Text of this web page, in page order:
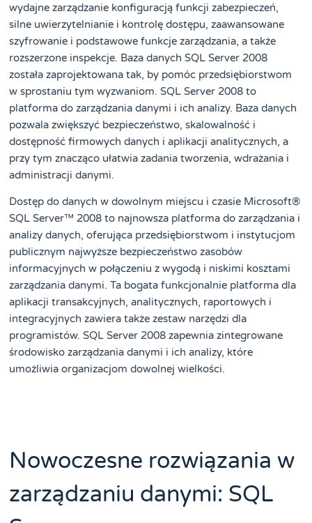
wydajne zarządzanie konfiguracją funkcji zabezpieczeń,
silne uwierzytelnianie i kontrolę dostępu, zaawansowane
szyfrowanie i podstawowe funkcje zarządzania, a także
rozszerzone inspekcje. Baza danych SQL Server 2008
została zaprojektowana tak, by pomóc przedsiębiorstwom
w sprostaniu tym wyzwaniom. SQL Server 2008 to
platforma do zarządzania danymi i ich analizy. Baza danych
pozwala zwiększyć bezpieczeństwo, skalowalność i
dostępność firmowych danych i aplikacji analitycznych, a
przy tym znacząco ułatwia zadania tworzenia, wdrażania i
administracji danymi.
Dostęp do danych w dowolnym miejscu i czasie Microsoft®
SQL Server™ 2008 to najnowsza platforma do zarządzania i
analizy danych, oferująca przedsiębiorstwom i instytucjom
publicznym najwyższe bezpieczeństwo zasobów
informacyjnych w połączeniu z wygodą i niskimi kosztami
zarządzania danymi. Ta bogata funkcjonalnie platforma dla
aplikacji transakcyjnych, analitycznych, raportowych i
integracyjnych zawiera także zestaw narzędzi dla
programistów. SQL Server 2008 zapewnia zintegrowane
środowisko zarządzania danymi i ich analizy, które
umożliwia organizacjom dowolnej wielkości.
Nowoczesne rozwiązania w
zarządzaniu danymi: SQL